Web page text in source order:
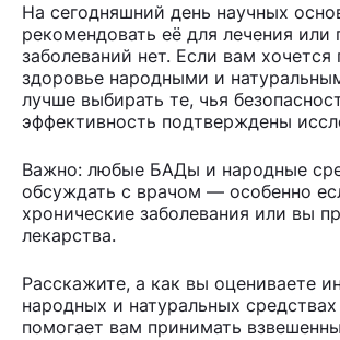
На сегодняшний день научных
рекомендовать её для лечения или
заболеваний нет. Если вам
здоровье народными и
лучше выбирать те, чья
эффективность подтверждены
Важно: любые БАДы и народные
обсуждать с врачом — особенно
хронические заболевания или вы
лекарства.
Расскажите, а как вы оцениваете
народных и натуральных
помогает вам принимать